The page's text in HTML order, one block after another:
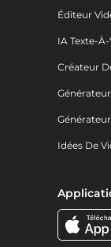
Éditeur
IA Texte-
Créateur
Idées De